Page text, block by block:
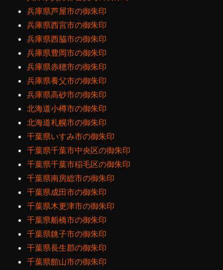
兵庫県芦屋市の御朱印
兵庫県西宮市の御朱印
兵庫県西脇市の御朱印
兵庫県豊岡市の御朱印
兵庫県赤穂市の御朱印
兵庫県養父市の御朱印
兵庫県高砂市の御朱印
北海道小樽市の御朱印
北海道札幌市の御朱印
千葉県いすみ市の御朱印
千葉県千葉市中央区の御朱印
千葉県千葉市稲毛区の御朱印
千葉県南房総市の御朱印
千葉県成田市の御朱印
千葉県木更津市の御朱印
千葉県船橋市の御朱印
千葉県銚子市の御朱印
千葉県長生郡の御朱印
千葉県館山市の御朱印